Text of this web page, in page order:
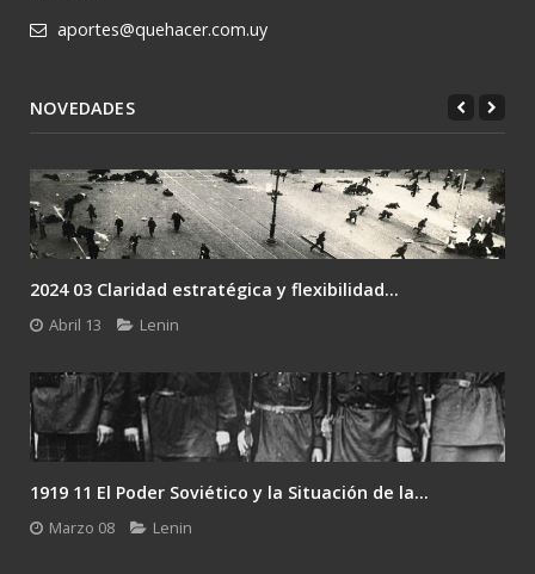
aportes@quehacer.com.uy
NOVEDADES
2024 03 Claridad estratégica y flexibilidad...
Abril 13 Lenin
1919 11 El Poder Soviético y la Situación de la...
Marzo 08 Lenin